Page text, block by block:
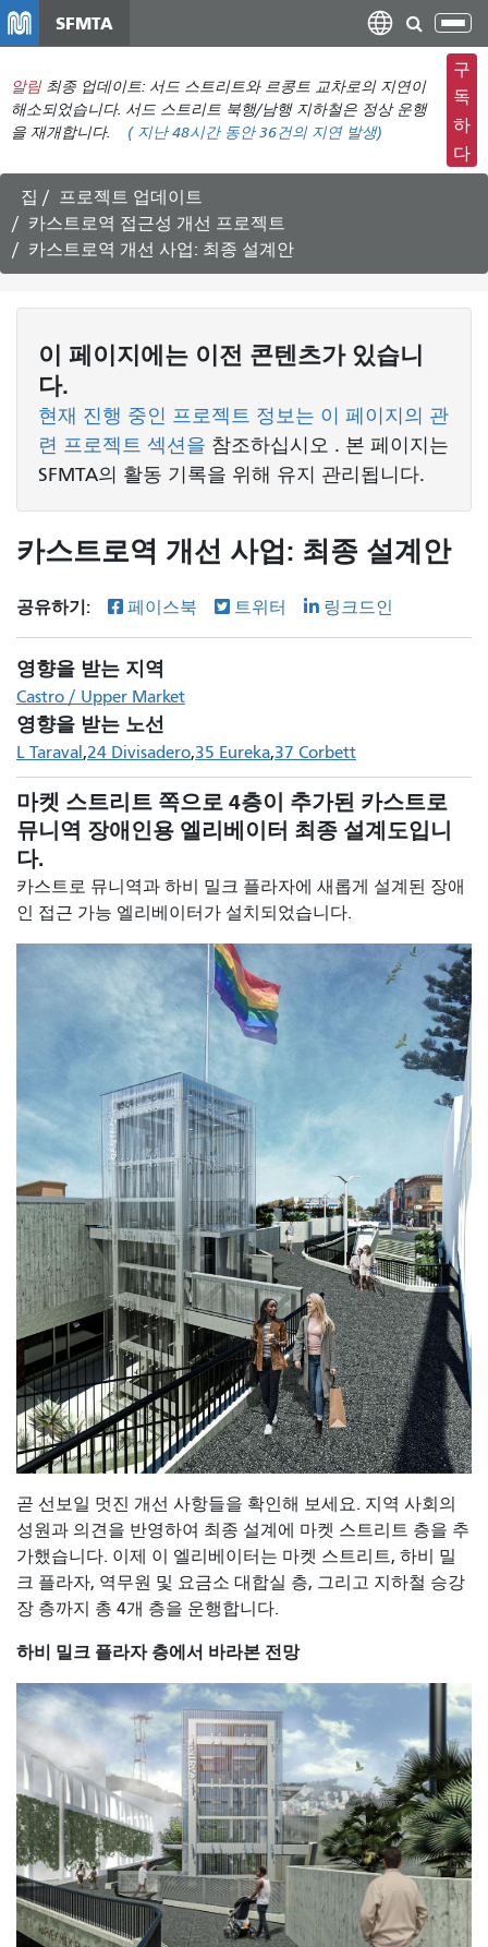
텐
츠
로
건
뛰
기
SFMTA
탐
색
메
뉴
전
환
알림 최종 업데이트: 서드 스트리트와 르콩트 교차로의 지연이
해소되었습니다. 서드 스트리트 북행/남행 지하철은 정상 운행
을 재개합니다.
( 지난 48시간 동안36건의 지연 발생)
구
독
하
다
집
프로젝트 업데이트
카스트로역 접근성 개선 프로젝트
카스트로역 개선 사업: 최종 설계안
이 페이지에는 이전 콘텐츠가 있습니
다.
현재 진행 중인 프로젝트 정보는 이 페이지의 관
련 프로젝트 섹션을 참조하십시오 . 본 페이지는
SFMTA의 활동 기록을 위해 유지 관리됩니다.
카스트로역 개선 사업: 최종 설계안
공유하기: 페이스북 트위터 링크드인
영향을 받는 지역
Castro / Upper Market
영향을 받는 노선
L Taraval 24 Divisadero 35 Eureka 37 Corbett
마켓 스트리트 쪽으로 4층이 추가된 카스트로
뮤니역 장애인용 엘리베이터 최종 설계도입니
다.
카스트로 뮤니역과 하비 밀크 플라자에 새롭게 설계된 장애
인 접근 가능 엘리베이터가 설치되었습니다.
곧 선보일 멋진 개선 사항들을 확인해 보세요. 지역 사회의
성원과 의견을 반영하여 최종 설계에 마켓 스트리트 층을 추
가했습니다. 이제 이 엘리베이터는 마켓 스트리트, 하비 밀
크 플라자, 역무원 및 요금소 대합실 층, 그리고 지하철 승강
장 층까지 총 4개 층을 운행합니다.
하비 밀크 플라자 층에서 바라본 전망